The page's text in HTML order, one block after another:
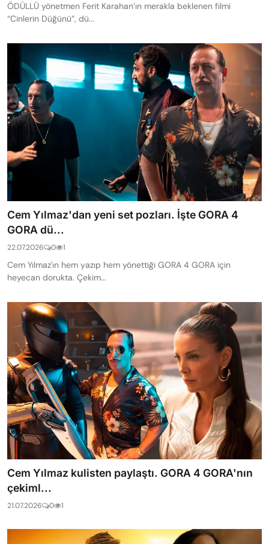
ÖDÜLLÜ yönetmen Ferit Karahan’ın merakla beklenen filmi
“Cinlerin Düğünü”, dü...
Cem Yılmaz'dan yeni set pozları. İşte GORA 4
GORA dü...
22.07.2026 0 1
Cem Yılmaz'ın hem yazıp hem yönettiği GORA 4 GORA için
heyecan dorukta. Çekim...
Cem Yılmaz kulisten paylaştı. GORA 4 GORA'nın
çekiml...
21.07.2026 0 1